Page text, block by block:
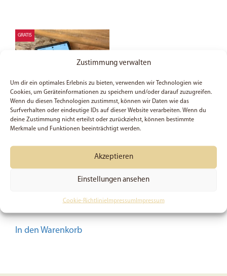
Zustimmung verwalten
Um dir ein optimales Erlebnis zu bieten, verwenden wir Technologien wie
Cookies, um Geräteinformationen zu speichern und/oder darauf zuzugreifen.
Wenn du diesen Technologien zustimmst, können wir Daten wie das
Surfverhalten oder eindeutige IDs auf dieser Website verarbeiten. Wenn du
deine Zustimmung nicht erteilst oder zurückziehst, können bestimmte
Merkmale und Funktionen beeinträchtigt werden.
Akzeptieren
Einstellungen ansehen
Cookie-RichtlinieImpressum Impressum
GRATIS
Kostenloser Wallpaper |
Siehe ich mache alles
neu | Smartphone |
Bibelvers | Christlich |
In den Warenkorb